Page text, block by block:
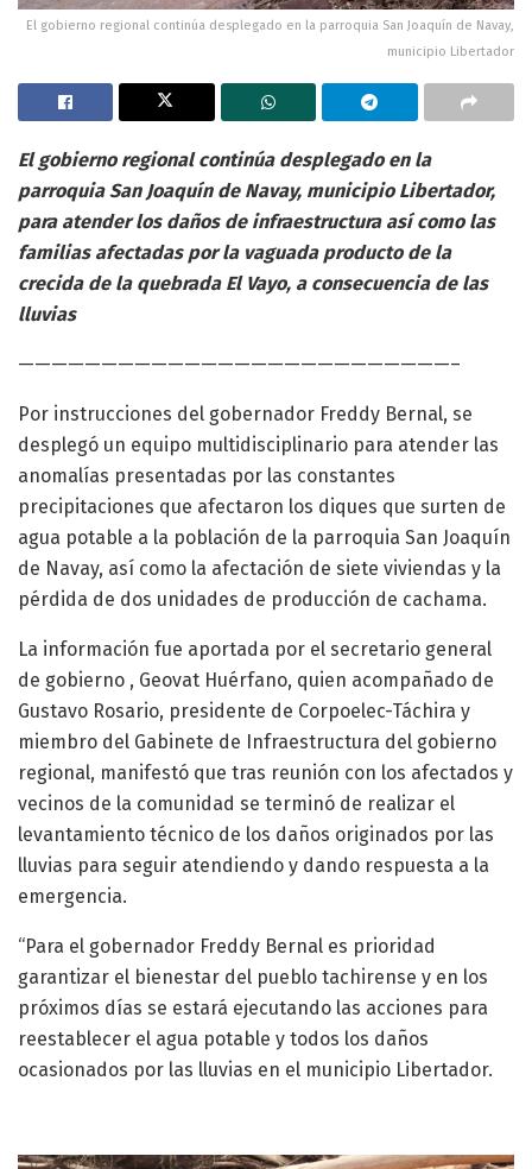
El gobierno regional continúa desplegado en la parroquia San Joaquín de Navay,
municipio Libertador
El gobierno regional continúa desplegado en la
parroquia San Joaquín de Navay, municipio Libertador,
para atender los daños de infraestructura así como las
familias afectadas por la vaguada producto de la
crecida de la quebrada El Vayo, a consecuencia de las
lluvias
——————————————————————————–
Por instrucciones del gobernador Freddy Bernal, se
desplegó un equipo multidisciplinario para atender las
anomalías presentadas por las constantes
precipitaciones que afectaron los diques que surten de
agua potable a la población de la parroquia San Joaquín
de Navay, así como la afectación de siete viviendas y la
pérdida de dos unidades de producción de cachama.
La información fue aportada por el secretario general
de gobierno , Geovat Huérfano, quien acompañado de
Gustavo Rosario, presidente de Corpoelec-Táchira y
miembro del Gabinete de Infraestructura del gobierno
regional, manifestó que tras reunión con los afectados y
vecinos de la comunidad se terminó de realizar el
levantamiento técnico de los daños originados por las
lluvias para seguir atendiendo y dando respuesta a la
emergencia.
“Para el gobernador Freddy Bernal es prioridad
garantizar el bienestar del pueblo tachirense y en los
próximos días se estará ejecutando las acciones para
reestablecer el agua potable y todos los daños
ocasionados por las lluvias en el municipio Libertador.